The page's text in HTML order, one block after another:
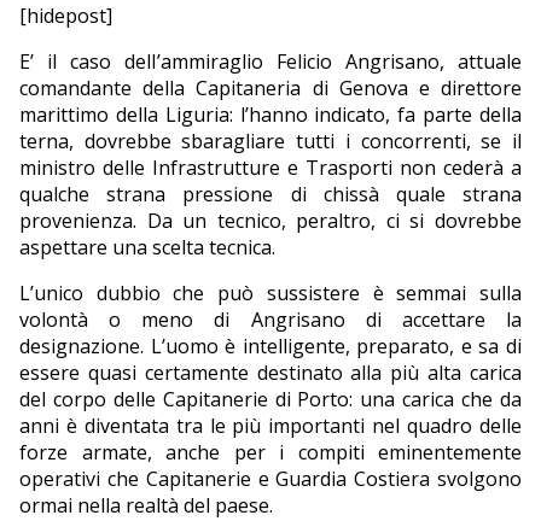
[hidepost]
E’ il caso dell’ammiraglio Felicio Angrisano, attuale
comandante della Capitaneria di Genova e direttore
marittimo della Liguria: l’hanno indicato, fa parte della
terna, dovrebbe sbaragliare tutti i concorrenti, se il
ministro delle Infrastrutture e Trasporti non cederà a
qualche strana pressione di chissà quale strana
provenienza. Da un tecnico, peraltro, ci si dovrebbe
aspettare una scelta tecnica.
L’unico dubbio che può sussistere è semmai sulla
volontà o meno di Angrisano di accettare la
designazione. L’uomo è intelligente, preparato, e sa di
essere quasi certamente destinato alla più alta carica
del corpo delle Capitanerie di Porto: una carica che da
anni è diventata tra le più importanti nel quadro delle
forze armate, anche per i compiti eminentemente
operativi che Capitanerie e Guardia Costiera svolgono
ormai nella realtà del paese.